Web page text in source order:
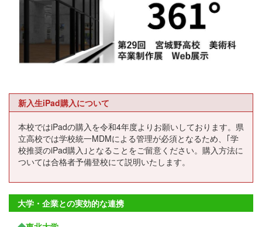
新入生iPad購入について
本校ではiPadの購入を令和4年度よりお願いしております。県
立高校では学校統一MDMによる管理が必須となるため、｢学
校推奨のiPad購入｣となることをご留意ください。購入方法に
ついては合格者予備登校にて説明いたします。
大学・企業との実効的な連携